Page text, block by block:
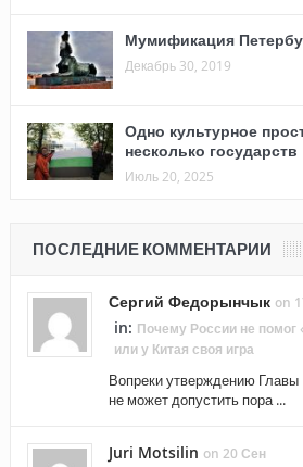
Мумификация
Декабрь 30, 2019
Одно культурное
несколько государств
Июль 20, 2025
ПОСЛЕДНИЕ КОММЕНТАРИИ
Сергий Федорынчык on
in: Почему России не помог
или у Китая своя игра
Вопреки утверждению
не может допустить пора ...
Juri Motsilin on 20 Сен